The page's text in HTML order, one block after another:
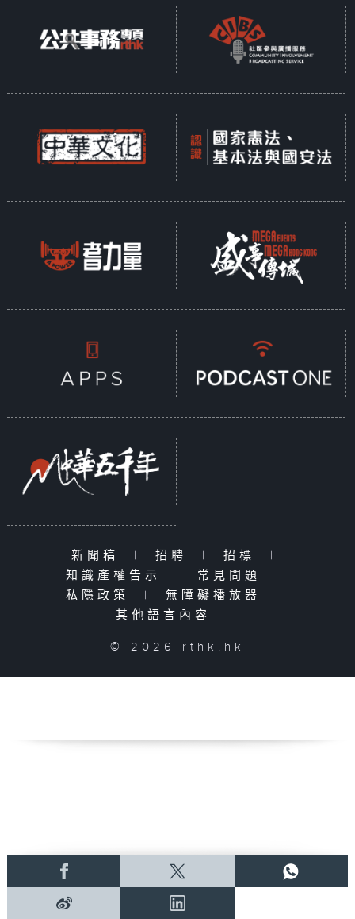
新聞稿 | 招聘 | 招標
|
知識產權告示
| 常見問題
|
私隱政策
| 無障礙播放器
|
其他語言內容
|
© 2026 rthk.hk